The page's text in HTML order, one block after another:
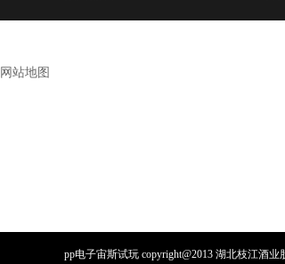
pp电子宙斯试玩 copyright@2013 湖北枝江酒
网站地图